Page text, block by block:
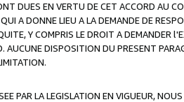
DUES EN VERTU DE CET ACCORD AU
A DONNE LIEU A LA DEMANDE DE
Y COMPRIS LE DROIT A DEMANDER
AUCUNE DISPOSITION DU PRESENT
PAR LA LEGISLATION EN VIGUEUR,